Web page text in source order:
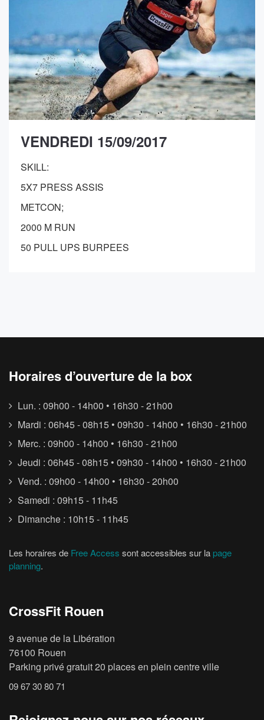
VENDREDI 15/09/2017
SKILL:
5X7 PRESS ASSIS
METCON;
2000 M RUN
50 PULL UPS BURPEES
Horaires d’ouverture de la box
Lun. : 09h00 - 14h00 • 16h30 - 21h00
Mardi : 06h45 - 08h15 • 09h30 - 14h00 • 16h30 - 21h00
Merc. : 09h00 - 14h00 • 16h30 - 21h00
Jeudi : 06h45 - 08h15 • 09h30 - 14h00 • 16h30 - 21h00
Vend. : 09h00 - 14h00 • 16h30 - 20h00
Samedi : 09h15 - 11h45
Dimanche : 10h15 - 11h45
Les horaires de Free Access sont accessibles sur la page
planning.
CrossFit Rouen
9 avenue de la Libération
76100 Rouen
Parking privé gratuit 20 places en plein centre ville
09 67 30 80 71